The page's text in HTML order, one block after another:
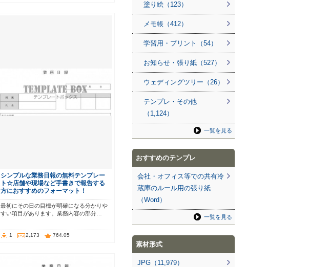
シンプルな業務日報の無料テンプレー
ト☆店舗や現場など手書きで報告する
方におすすめのフォーマット！
最初にその日の目標が明確になる分かりや
すい項目があります。業務内容の部分…
1 2,173 764.05
塗り絵（123）
メモ帳（412）
学習用・プリント（54）
お知らせ・張り紙（527）
ウェディングツリー（26）
テンプレ・その他
（1,124）
一覧を見る
おすすめのテンプレ
会社・オフィス等での共有冷
蔵庫のルール用の張り紙
（Word）
一覧を見る
素材形式
JPG（11,979）